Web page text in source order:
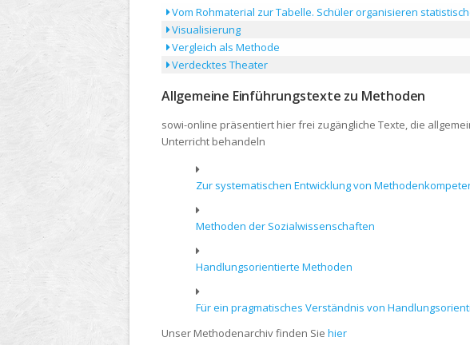
Vom Rohmaterial zur Tabelle. Schüler organisieren
Visualisierung
Vergleich als Methode
Verdecktes Theater
Allgemeine Einführungstexte zu Methoden
sowi-online präsentiert hier frei zugängliche Texte, die
Unterricht behandeln
Zur systematischen Entwicklung von
Methoden der Sozialwissenschaften
Handlungsorientierte Methoden
Für ein pragmatisches Verständnis von
Unser Methodenarchiv finden Sie hier